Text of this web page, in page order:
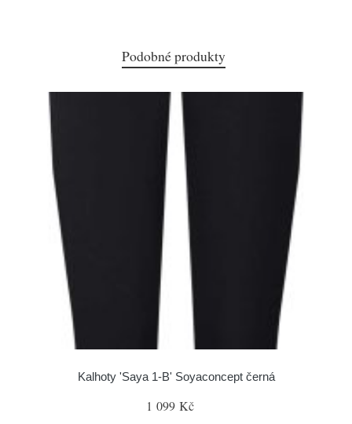
Podobné produkty
Kalhoty 'Saya 1-B' Soyaconcept černá
1 099 Kč